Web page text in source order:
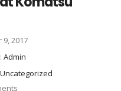
2017
Admin
Uncategorized